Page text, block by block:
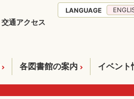
交通アクセス
LANGUAGE
各図書館の案内 イベント